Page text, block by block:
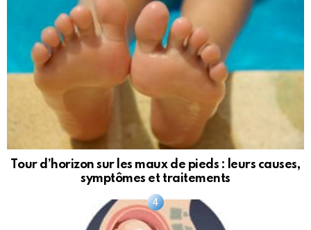
Tour d’horizon sur les maux de pieds : leurs causes,
symptômes et traitements